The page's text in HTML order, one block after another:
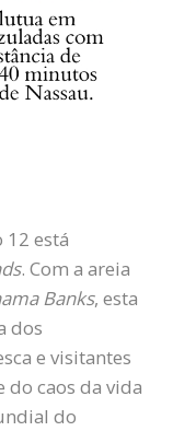
12 está
. Com a areia
Banks, esta
dos
e visitantes
do caos da vida
do